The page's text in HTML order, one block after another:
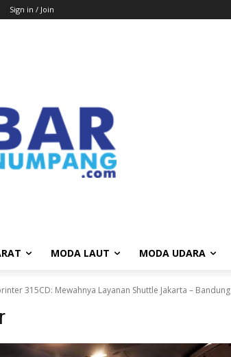
Sign in / Join
MODA LAUT MODA UDARA
315CD: Mewahnya Layanan Shuttle Jakarta – Bandung